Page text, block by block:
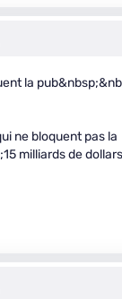
la
ne bloquent pas la
milliards de